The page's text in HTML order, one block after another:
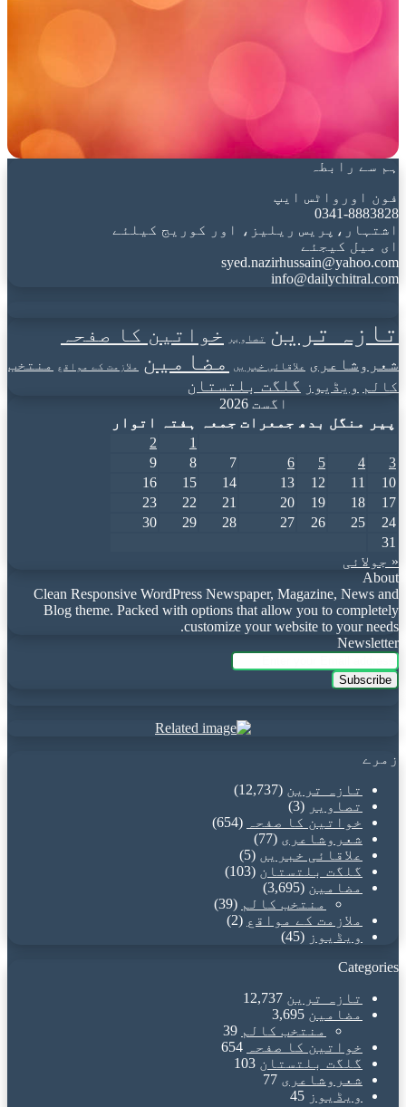
ہم سے رابطہ
فون اورواٹس ایپ
0341-8883828
اشتہار،پریس ریلیز، اور کوریج کیلئے
ای میل کیجئے
syed.nazirhussain@yahoo.com
info@dailychitral.com
تازہ ترین تصاویر خواتین کا صفحہ
شعروشاعری علاقائی خبریں مضامین ملازمت کے مواقع
منتخب
کالم ویڈیوز گلگت بلتستان
اگست 2026
پیر
منگل بدھ جمعرات جمعہ ہفتہ
اتوار
1
2
3
4
5
6
7
8
9
10
11
12
13
14
15
16
17
18
19
20
21
22
23
24
25
26
27
28
29
30
31
« جولائی
About
Clean Responsive WordPress Newspaper, Magazine, News and
Blog theme. Packed with options that allow you to completely
customize your website to your needs.
Newsletter
Enter
your
Email
زمرے
تازہ ترین (12,737)
تصاویر (3)
خواتین کا صفحہ
(654)
شعروشاعری (77)
علاقائی خبریں (5)
گلگت بلتستان (103)
مضامین (3,695)
منتخب کالم (39)
ملازمت کے مواقع (2)
ویڈیوز (45)
Categories
تازہ ترین 12,737
مضامین 3,695
منتخب کالم 39
خواتین کا صفحہ
654
گلگت بلتستان 103
شعروشاعری 77
ویڈیوز 45